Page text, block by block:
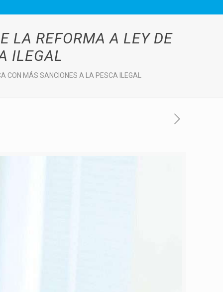
LA REFORMA A LEY DE
ILEGAL
CON MÁS SANCIONES A LA PESCA ILEGAL